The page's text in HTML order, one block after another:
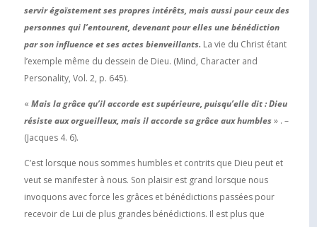
servir égoïstement ses propres intérêts, mais aussi pour ceux des
personnes qui l’entourent, devenant pour elles une bénédiction
par son influence et ses actes bienveillants. La vie du Christ étant
l’exemple même du dessein de Dieu. (Mind, Character and
Personality, Vol. 2, p. 645).
« Mais la grâce qu’il accorde est supérieure, puisqu’elle dit : Dieu
résiste aux orgueilleux, mais il accorde sa grâce aux humbles» . –
(Jacques 4. 6).
C’est lorsque nous sommes humbles et contrits que Dieu peut et
veut se manifester à nous. Son plaisir est grand lorsque nous
invoquons avec force les grâces et bénédictions passées pour
recevoir de Lui de plus grandes bénédictions. Il est plus que